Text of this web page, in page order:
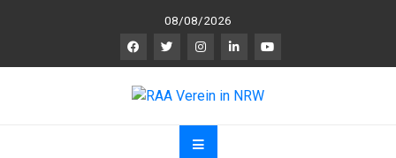
08/08/2026
RAA Verein in NRW
nerkennung und